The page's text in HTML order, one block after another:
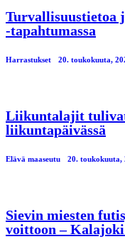
Turvallisuustietoa
-tapahtumassa
Harrastukset 20. toukokuuta,
Liikuntalajit
liikuntapäivässä
Elävä maaseutu 20. toukokuuta,
Sievin miesten
voittoon –